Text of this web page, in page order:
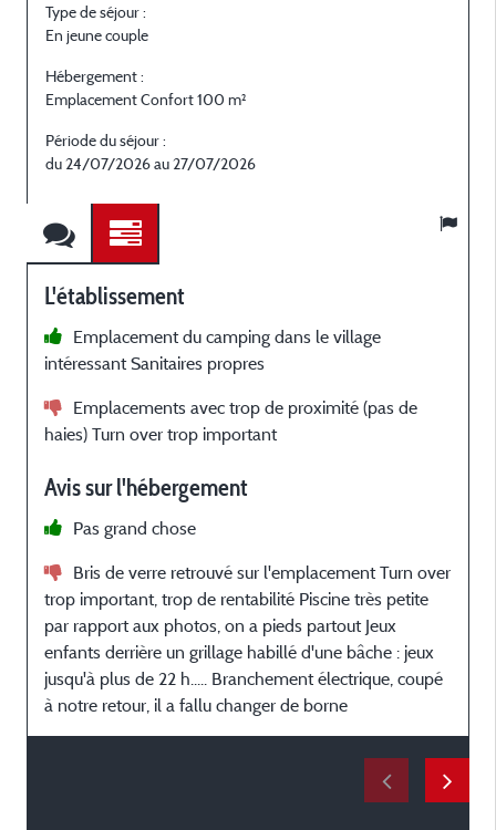
Type de séjour :
En jeune couple
Hébergement :
Emplacement Confort 100 m²
Période du séjour :
du 24/07/2026 au 27/07/2026
L'établissement
Emplacement du camping dans le village
intéressant Sanitaires propres
Emplacements avec trop de proximité (pas de
haies) Turn over trop important
Avis sur l'hébergement
Pas grand chose
Bris de verre retrouvé sur l'emplacement Turn over
trop important, trop de rentabilité Piscine très petite
par rapport aux photos, on a pieds partout Jeux
enfants derrière un grillage habillé d'une bâche : jeux
jusqu'à plus de 22 h..... Branchement électrique, coupé
à notre retour, il a fallu changer de borne